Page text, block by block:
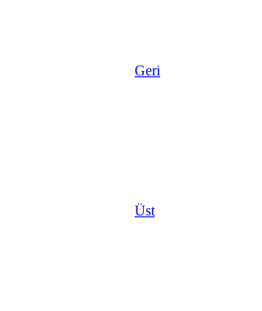
Geri
Üst